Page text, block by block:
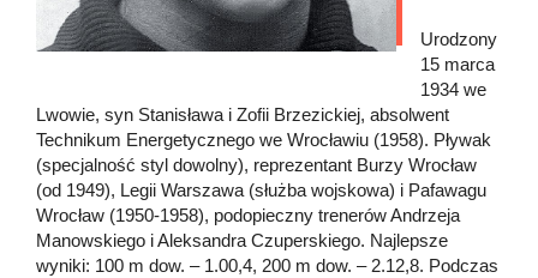
Urodzony
15 marca
1934 we
Lwowie, syn Stanisława i Zofii Brzezickiej, absolwent
Technikum Energetycznego we Wrocławiu (1958). Pływak
(specjalność styl dowolny), reprezentant Burzy Wrocław
(od 1949), Legii Warszawa (służba wojskowa) i Pafawagu
Wrocław (1950-1958), podopieczny trenerów Andrzeja
Manowskiego i Aleksandra Czuperskiego. Najlepsze
wyniki: 100 m dow. – 1.00,4, 200 m dow. – 2.12,8. Podczas